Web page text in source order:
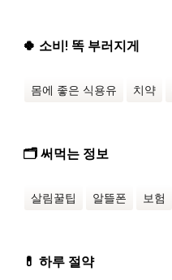
🍀 소비! 똑 부러지게
몸에 좋은 식용유 치약
🗂️ 써먹는 정보
살림꿀팁 알뜰폰 보험
💊 하루 절약